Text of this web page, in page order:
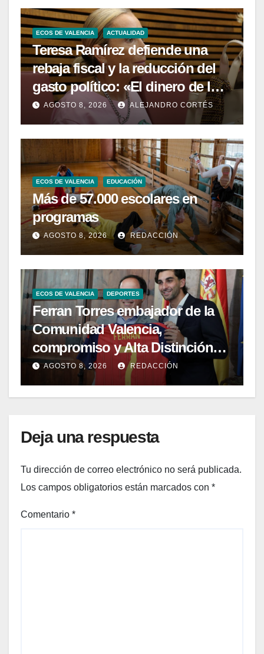
ECOS DE VALENCIA ACTUALIDAD
Teresa Ramírez defiende una
rebaja fiscal y la reducción del
gasto político: «El dinero de los
valencianos es de los
valencianos»
AGOSTO 8, 2026 ALEJANDRO CORTÉS
ECOS DE VALENCIA EDUCACIÓN
Más de 57.000 escolares en
programas
AGOSTO 8, 2026 REDACCIÓN
ECOS DE VALENCIA DEPORTES
Ferran Torres embajador de la
Comunidad Valencia,
compromiso y Alta Distinción
del 9 d’Octubre
AGOSTO 8, 2026 REDACCIÓN
Deja una respuesta
Tu dirección de correo electrónico no será publicada.
Los campos obligatorios están marcados con *
Comentario *